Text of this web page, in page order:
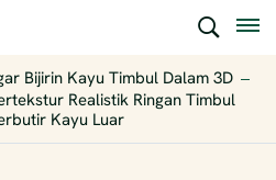
Bijirin Kayu Timbul Dalam 3D
Realistik Ringan Timbul
Kayu Luar